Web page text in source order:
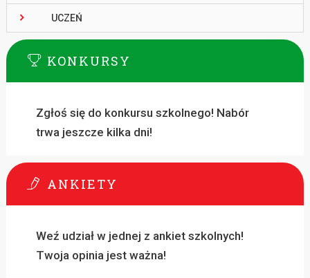
UCZEŃ
KONKURSY
Zgłoś się do konkursu szkolnego! Nabór
trwa jeszcze kilka dni!
ANKIETY
Weź udział w jednej z ankiet szkolnych!
Twoja opinia jest ważna!